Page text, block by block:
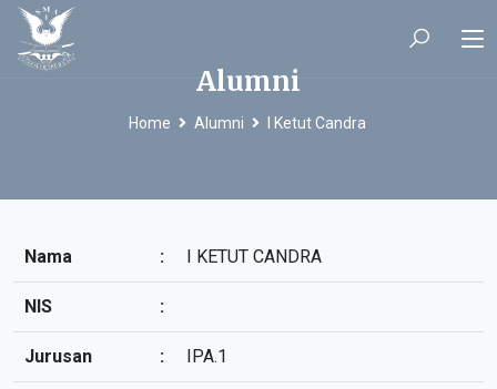
Alumni
Home Alumni I Ketut Candra
Nama : I KETUT CANDRA
NIS :
Jurusan : IPA.1